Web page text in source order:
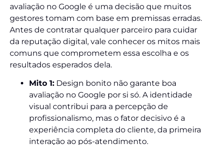
avaliação no Google é uma decisão que muitos
gestores tomam com base em premissas erradas.
Antes de contratar qualquer parceiro para cuidar
da reputação digital, vale conhecer os mitos mais
comuns que comprometem essa escolha e os
resultados esperados dela.
Mito 1: Design bonito não garante boa
avaliação no Google por si só. A identidade
visual contribui para a percepção de
profissionalismo, mas o fator decisivo é a
experiência completa do cliente, da primeira
interação ao pós-atendimento.